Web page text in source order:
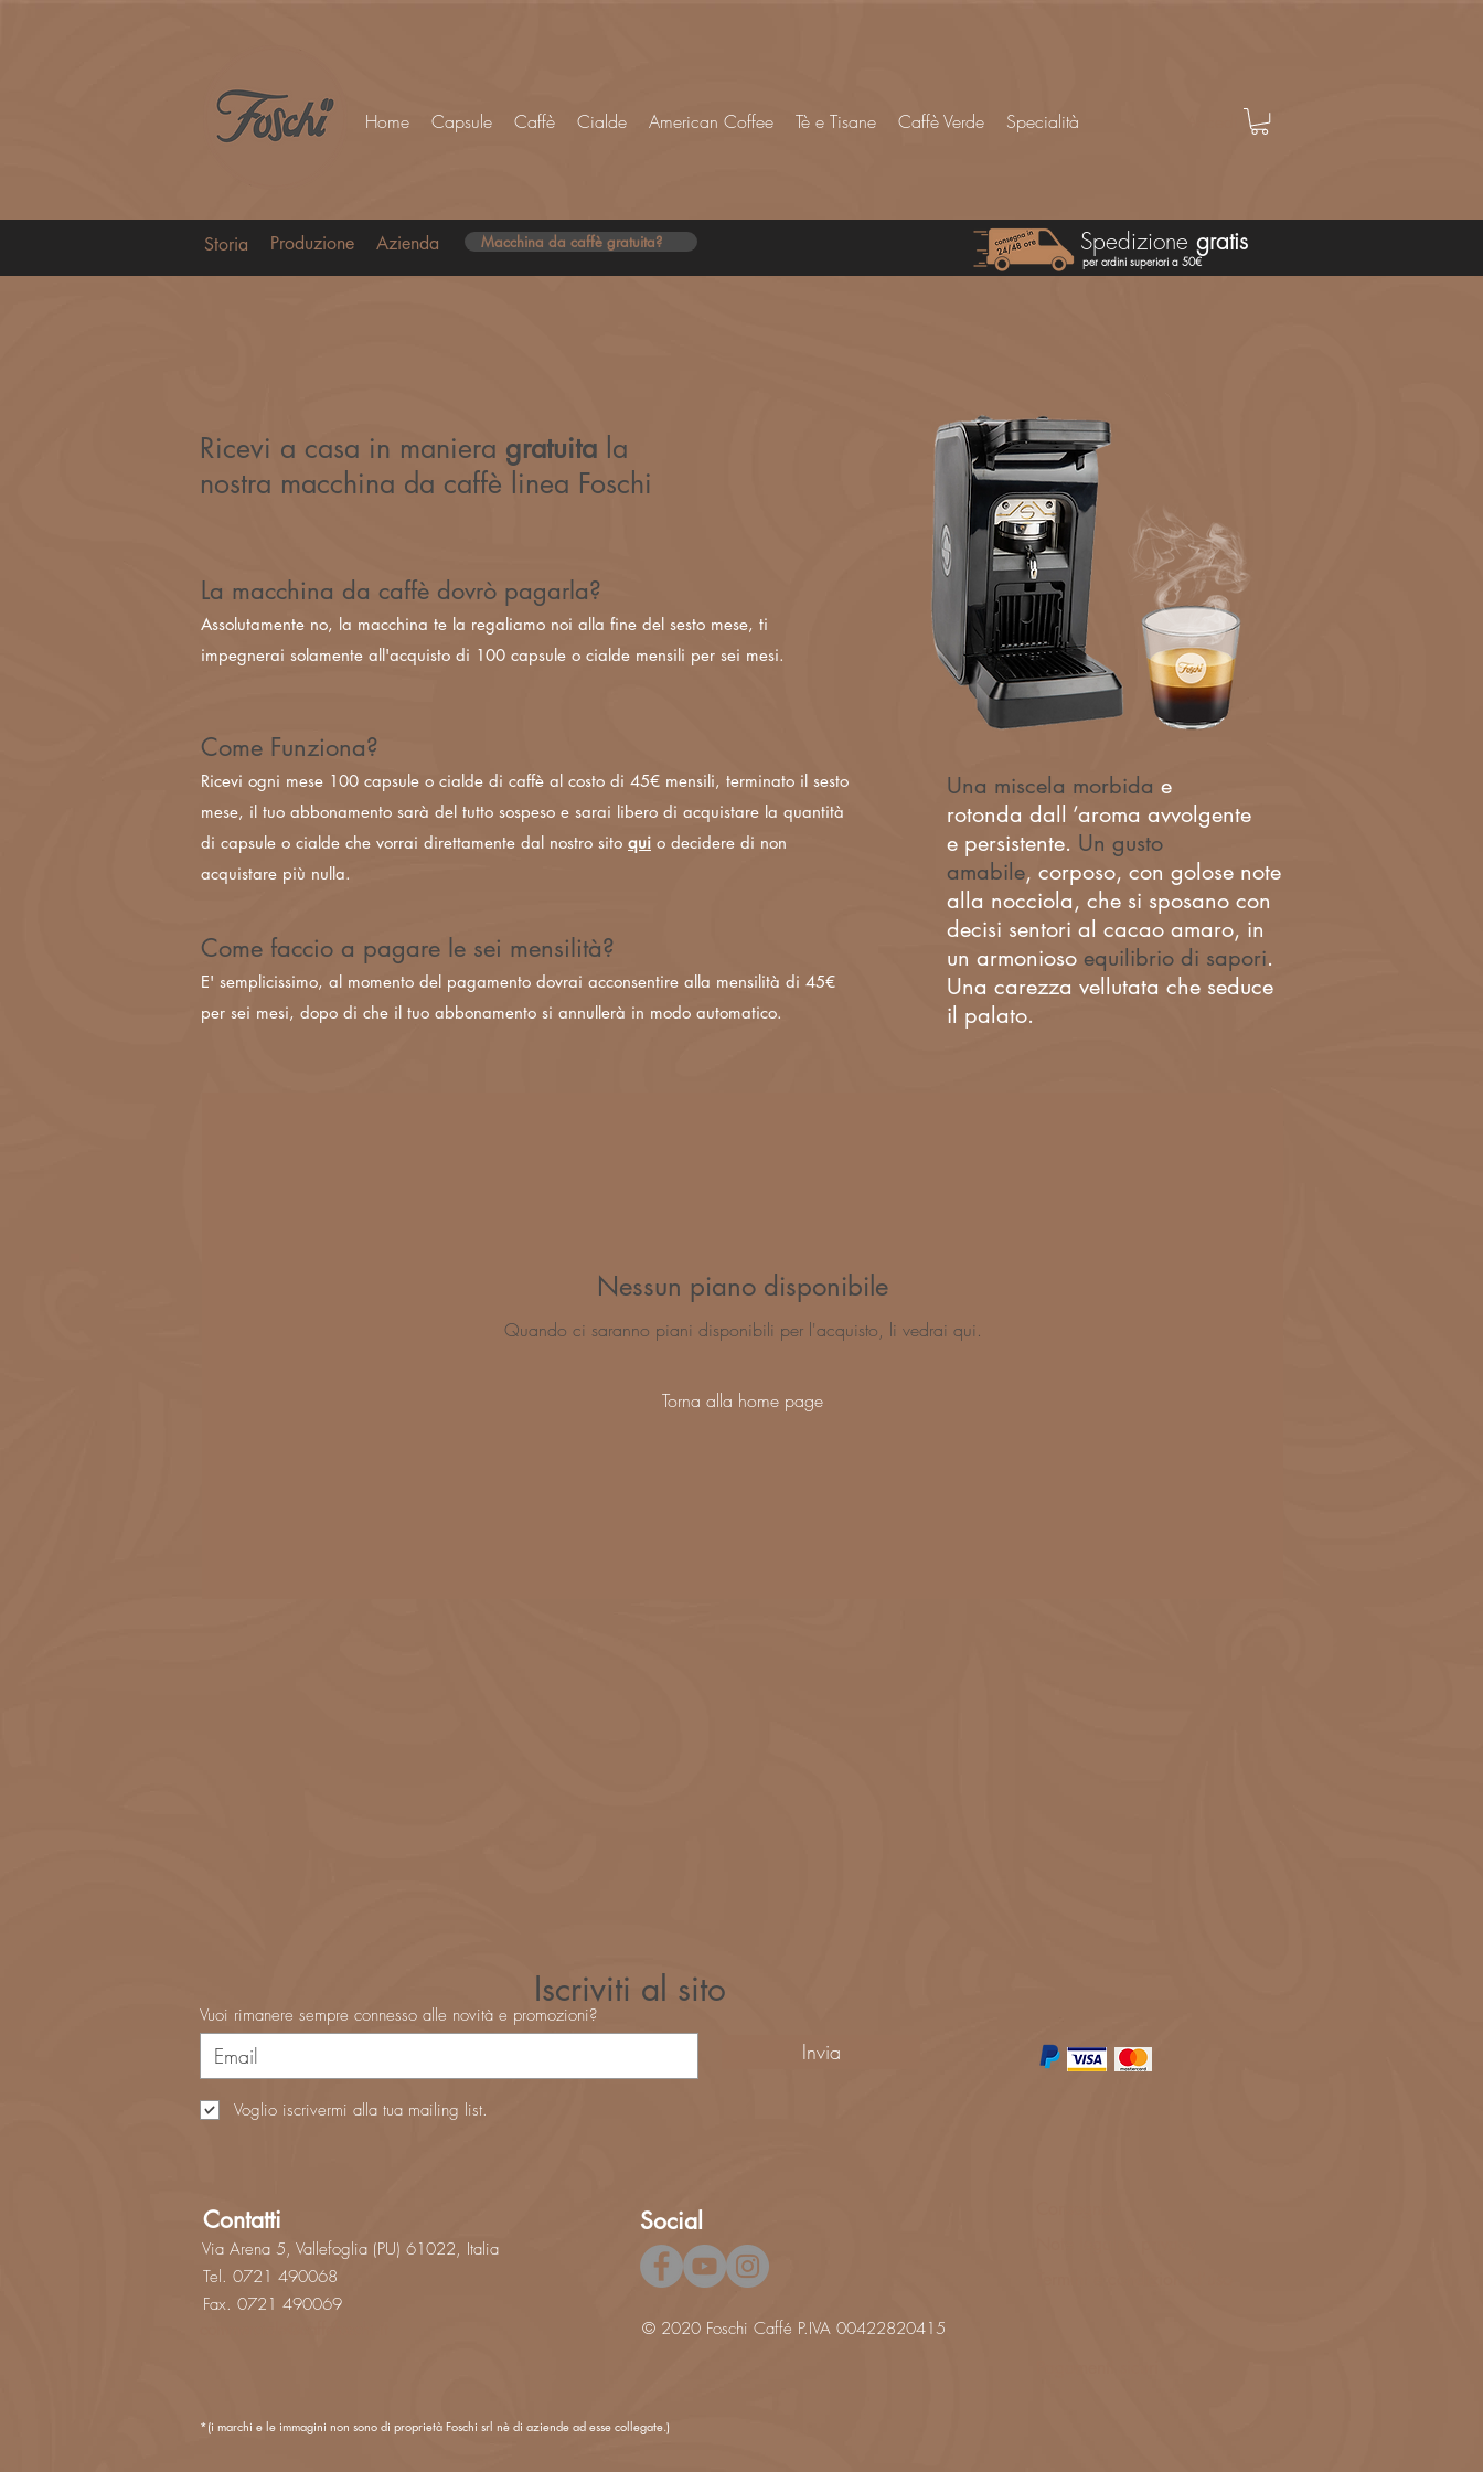
Home Capsule Caffè Cialde American Coffee Tè e Tisane Caffè Verde Specialità
Macchina da caffè gratuita?
Storia Produzione Azienda
per ordini superiori a 50€
Spedizione gratis
Ricevi a casa in maniera gratuita la
nostra macchina da caffè linea Foschi
La macchina da caffè dovrò pagarla?
Assolutamente no, la macchina te la regaliamo noi alla fine del sesto mese, ti
impegnerai solamente all'acquisto di 100 capsule o cialde mensili per sei mesi.
Come Funziona?
Ricevi ogni mese 100 capsule o cialde di caffè al costo di 45€ mensili, terminato il sesto
mese, il tuo abbonamento sarà del tutto sospeso e sarai libero di acquistare la quantità
di capsule o cialde che vorrai direttamente dal nostro sito qui o decidere di non
acquistare più nulla.
Come faccio a pagare le sei mensilità?
E' semplicissimo, al momento del pagamento dovrai acconsentire alla mensilità di 45€
per sei mesi, dopo di che il tuo abbonamento si annullerà in modo automatico.
Una miscela morbida e
rotonda dall ’aroma avvolgente
e persistente. Un gusto
amabile, corposo, con golose note
alla nocciola, che si sposano con
decisi sentori al cacao amaro, in
un armonioso equilibrio di sapori.
Una carezza vellutata che seduce
il palato.
Nessun piano disponibile
Quando ci saranno piani disponibili per l'acquisto, li vedrai qui.
Torna alla home page
Iscriviti al sito
Vuoi rimanere sempre connesso alle novità e promozioni?
Invia
Voglio iscrivermi alla tua mailing list.
Tel. 0721 490068
Fax. 0721 490069
Via Arena 5, Vallefoglia (PU) 61022, Italia
Contatti Social
© 2020 Foschi Caffé P.IVA 00422820415
*(i marchi e le immagini non sono di proprietà Foschi srl nè di aziende ad esse collegate.)